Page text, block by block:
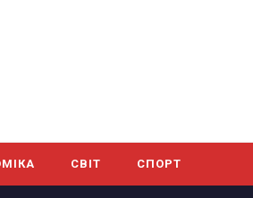
СВІТ СПОРТ